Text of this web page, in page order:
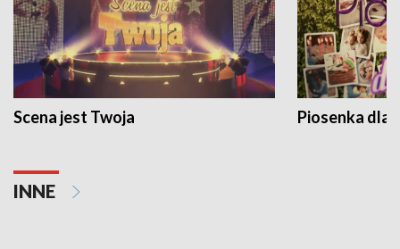
Scena jest Twoja Piosenka dla
INNE